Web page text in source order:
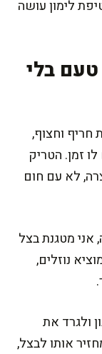
לימון עושה
בלי
חריף וחצוף,
זמן. הטריק
לא עם חום
מטגנת בצל
נוזלים,
ולגרד את
אותו לבצל,